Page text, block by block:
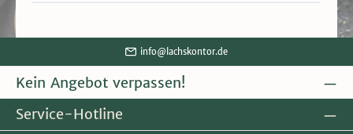
info@lachskontor.de
Kein Angebot verpassen!
Service-Hotline